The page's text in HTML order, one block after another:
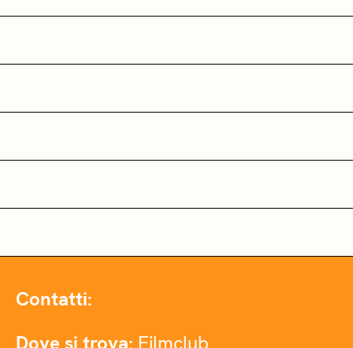
Contatti:
Dove si trova: Filmclub